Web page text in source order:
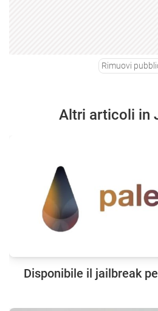
Rimuovi
Altri articoli in
Disponibile il jailbreak